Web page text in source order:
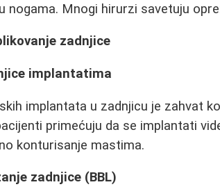
nogama. Mnogi hirurzi savetuju
zadnjice
implantatima
implantata u zadnjicu je zahvat
primećuju da se implantati
konturisanje mastima.
zadnjice (BBL)